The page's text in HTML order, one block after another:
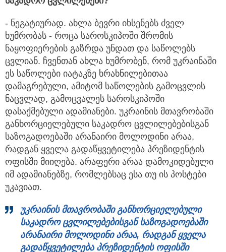
- ნეგატიურად. ახლა ბევრი იხსენებს ძველ
ხუმრობას - როცა საროსკიპოში შრომის
ნაყოფიერების გაზრდა უნდათ და საწოლებს
ცვლიან. ჩვენთან ახლა ხუმრობენ, რომ უკრაინაში
ეს საწოლები იატაკზე ხრახნილებითაა
დამაგრებული, ამიტომ საწოლების გამოცვლის
ნაცვლად, გამოცვალეს საროსკიპოში
დასაქმებული ადამიანები. უკრაინის მთავრობაში
განხორციელებული საკადრო ცვლილებებისგან
საზოგადოებაში არანაირი მოლოდინი არაა,
რადგან ყველა გადაწყვეტილება პრეზიდენტის
ოფისში მიიღება. არაფერი არაა დამოკიდებული
იმ ადამიანებზე, რომლებსაც ესა თუ ის პოსტები
უკავიათ.
უკრაინის მთავრობაში განხორციელებული
საკადრო ცვლილებებისგან საზოგადოებაში
არანაირი მოლოდინი არაა, რადგანყველა
გადაწყვეტილება პრეზიდენტის ოფისში